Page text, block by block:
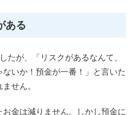
ある
たが、「リスクがあるなんて、
いか！預金が一番！」と言いた
せん。
金は減りません。しかし預金に